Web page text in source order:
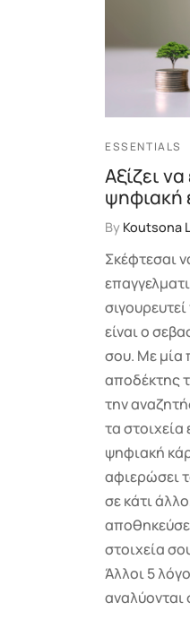
ESSENTIALS
Αξίζει
ψηφιακή
By Koutsona
Σκέφτεσαι
είναι ο
σου. Με μία
αποδέκτης
την
τα
ψηφιακή
αφιερώσει
σε κάτι
στοιχεία
Άλλοι 5
αναλύονται